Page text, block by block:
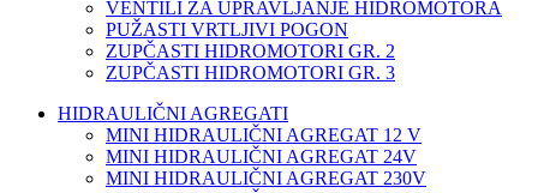
VENTILI ZA UPRAVLJANJE HIDROMOTORA
PUŽASTI VRTLJIVI POGON
ZUPČASTI HIDROMOTORI GR. 2
ZUPČASTI HIDROMOTORI GR. 3
HIDRAULIČNI AGREGATI
MINI HIDRAULIČNI AGREGAT 12 V
MINI HIDRAULIČNI AGREGAT 24V
MINI HIDRAULIČNI AGREGAT 230V